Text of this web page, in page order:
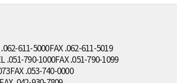
611-5000FAX .062-611-5019
.051-790-1000FAX .051-790-1099
FAX .053-740-0000